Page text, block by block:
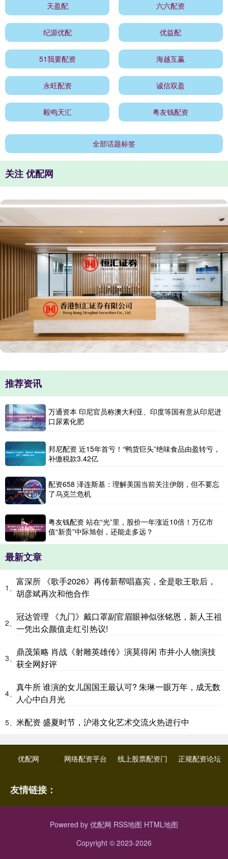
天盈配 六六配资
纪源优配 优益配
51我要配资 海越互赢
永旺配资 诚信双盈
毅鸣天汇 粤友钱配资
全部话题标签
关注 优配网
推荐资讯
万通资本 印尼官员称澳大利亚、印度等国有意从印尼进
口尿素化肥
邦尼配资 近15年首亏！“鸭货巨头”绝味食品由盈转亏，
补缴税款3.42亿
配资658 泽连斯基：理解美国当前关注伊朗，但不要忘
了乌克兰危机
粤友钱配资 站在“光”里，股价一年涨近10倍！万亿市
值“新贵”中际旭创，还能走多远？
最新文章
1、
富深所 《歌手2026》再传新帮唱嘉宾，全是歌王歌后，
胡彦斌再次和他合作
2、
冠达管理 《九门》戴口罩副官眉眼神似张铭恩，新人王祖
一凭出众颜值走红引热议!
3、
鼎茂策略 肖战《射雕英雄传》演莫得闲 市井小人物演技
获全网好评
4、
真牛所 谁演的女儿国国王最认可? 朱琳一眼万年，成无数
人心中白月光
5、 米配资 盛夏时节，沪港文化艺术交流火热进行中
优配网 网络配资平台 线上股票配资门 正规配资论坛
友情链接：
Powered by 优配网 RSS地图 HTML地图
Copyright © 2023-2026